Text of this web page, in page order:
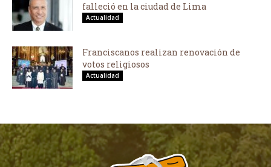
falleció en la ciudad de Lima
Actualidad
Franciscanos realizan renovación de
votos religiosos
Actualidad